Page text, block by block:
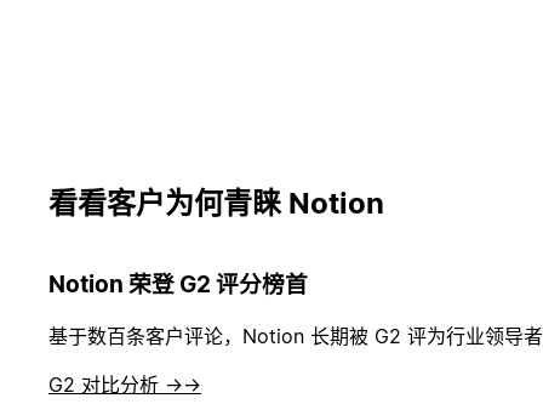
看看客户为何青睐 Notion
Notion 荣登 G2 评分榜首
基于数百条客户评论，Notion 长期被 G2 评为行业领导
G2 对比分析 →→